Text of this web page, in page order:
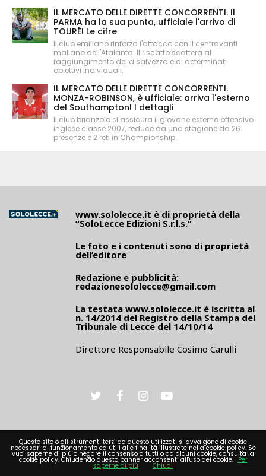
IL MERCATO DELLE DIRETTE CONCORRENTI. Il
PARMA ha la sua punta, ufficiale l'arrivo di
TOURÉ! Le cifre
Il club emiliano rinforza l'attacco con il centravanti
maliano dell'Atalanta. Il riscatto scatterà al
raggiungimento della salvezza e di determinati
obiettivi individuali.
IL MERCATO DELLE DIRETTE CONCORRENTI.
MONZA-ROBINSON, è ufficiale: arriva l'esterno
del Southampton! I dettagli
Il club brianzolo si assicura il giovane esterno offensivo
inglese classe 2007, reduce da una stagione da 26
presenze e 2 reti in Championship.
www.sololecce.it è di proprietà della
“SoloLecce Edizioni S.r.l.s.”
Le foto e i contenuti sono di proprietà
dell’editore
Redazione e pubblicità:
redazionesololecce@gmail.com
La testata www.sololecce.it è iscritta al
n. 14/2014 del Registro della Stampa del
Tribunale di Lecce del 14/10/14
Direttore Responsabile Cosimo Carulli
PRIVACY
Questo sito o gli strumenti terzi da questo utilizzati si avvalgono di cookie
necessari al funzionamento ed utili alle finalità illustrate nella cookie policy. Se
vuoi saperne di più o negare il consenso a tutti o ad alcuni cookie, consulta la
cookie policy. Chiudendo questo banner acconsenti all'uso dei cookie. Per
saperne di più Chiudi